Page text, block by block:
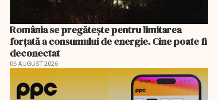
România se pregătește pentru limitarea
forțată a consumului de energie. Cine poate fi
deconectat
06 AUGUST 2026